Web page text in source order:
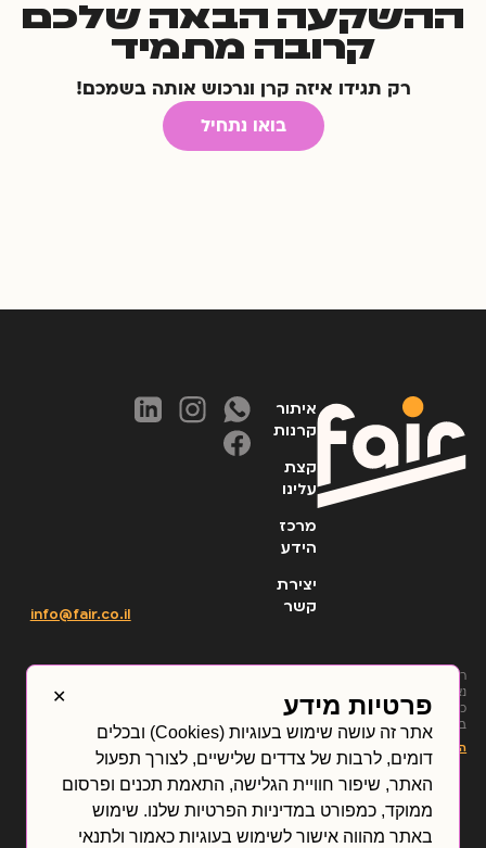
ההשקעה הבאה שלכם
קרובה מתמיד
רק תגידו איזה קרן ונרכוש אותה בשמכם!
בואו נתחיל
איתור
קרנות
קצת
עלינו
מרכז
הידע
יצירת
קשר
info@fair.co.il
רכישת יחידות של קרנות
נאמנות על ידי הלקוח תהיה
כפופה לפתיחת חשבון לקוח
בפייר פיננשיאל טכנולוג’יז
בע”מ (“החברה”) אשר תעשה
על ידי התקשרות הלקוח
בחברה, ותהיה כפופה לתנאי
ההסכם לפתיחת חשבון
ובהתאם לדין. התנאים
המפורטים בהסכם פתיחת
הצג עוד
תנאי השימוש
הצהרת נגישות
תקנונים
✕ פרטיות מידע
אתר זה עושה שימוש בעוגיות (Cookies) ובכלים
דומים, לרבות של צדדים שלישיים, לצורך תפעול
האתר, שיפור חוויית הגלישה, התאמת תכנים ופרסום
ממוקד, כמפורט במדיניות הפרטיות שלנו. שימוש
באתר מהווה אישור לשימוש בעוגיות כאמור ולתנאי